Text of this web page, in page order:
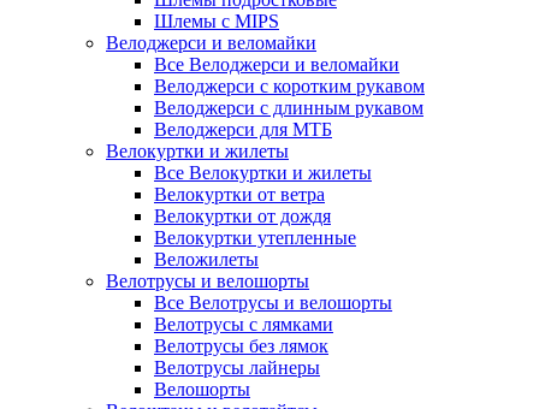
Шлемы с MIPS
Велоджерси и веломайки
Все Велоджерси и веломайки
Велоджерси с коротким рукавом
Велоджерси с длинным рукавом
Велоджерси для МТБ
Велокуртки и жилеты
Все Велокуртки и жилеты
Велокуртки от ветра
Велокуртки от дождя
Велокуртки утепленные
Веложилеты
Велотрусы и велошорты
Все Велотрусы и велошорты
Велотрусы с лямками
Велотрусы без лямок
Велотрусы лайнеры
Велошорты